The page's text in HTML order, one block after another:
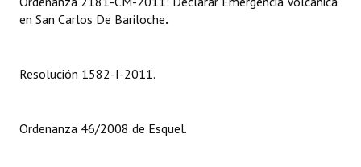
Ejecución Presupuestaria
NORMATIVA
en San Carlos De Bariloche.
Resolución 1582-I-2011.
Ordenanza 46/2008 de Esquel.